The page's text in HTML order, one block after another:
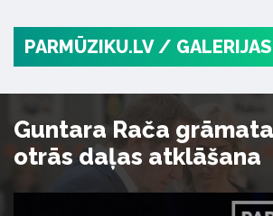
PARMŪZIKU.LV / GALERIJAS
Guntara Rača
otrās daļas atklāšana